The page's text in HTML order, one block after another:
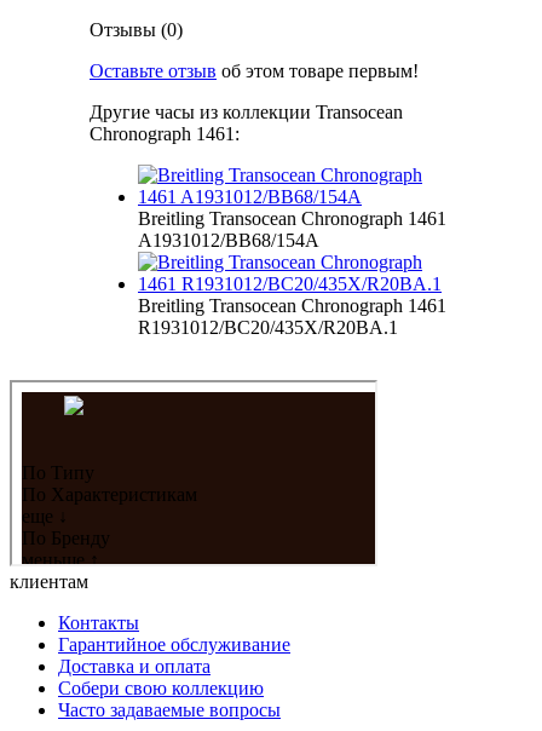
Отзывы (0)
Оставьте отзыв об этом товаре первым!
Другие часы из коллекции Transocean
Chronograph 1461:
Breitling Transocean Chronograph 1461
A1931012/BB68/154A
Breitling Transocean Chronograph 1461
R1931012/BC20/435X/R20BA.1
клиентам
Контакты
Гарантийное обслуживание
Доставка и оплата
Собери свою коллекцию
Часто задаваемые вопросы